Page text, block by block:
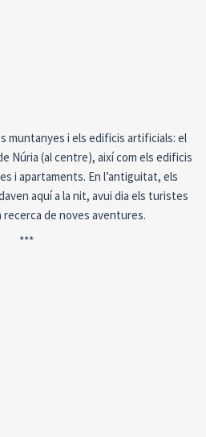
muntanyes i els edificis artificials: el
Núria (al centre), així com els edificis
i apartaments. En l’antiguitat, els
aquí a la nit, avui dia els turistes
recerca de noves aventures.
***